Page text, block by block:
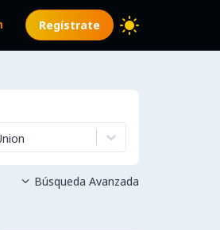
Regístrate
 Búsqueda Avanzada